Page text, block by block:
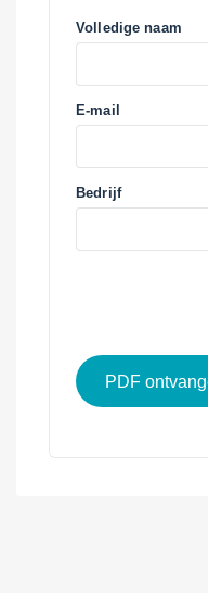
Volledige naam
E-mail
Bedrijf
PDF